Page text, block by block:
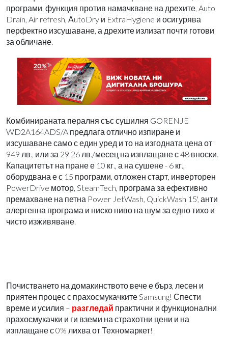
програми, функция против намачкване на дрехите, Auto
Drain, Air refresh, АutoDry и ExtraHygiene и осигурява
перфектно изсушаване, а дрехите излизат почти готови
за обличане.
Комбинираната пералня със сушилня GORENJE
WD2A164ADS/A предлага отлично изпиране и
изсушаване само с един уред и то на изгодната цена от
949 лв., или за 29.26 лв./месец на изплащане с 48 вноски.
Капацитетът на пране е 10 кг., а на сушене - 6 кг.,
оборудвана е с 15 програми, отложен старт, инверторен
PowerDrive мотор, SteamTech, програма за ефективно
премахване на петна Power JetWash, QuickWash 15', анти
алергенна програма и ниско ниво на шум за едно тихо и
чисто изживяване.
Почистването на домакинството вече е бърз, лесен и
приятен процес с прахосмукачките Samsung! Спести
време и усилия – разгледай практични и функционални
прахосмукачки и ги вземи на страхотни цени и на
изплащане с 0% лихва от Техномаркет!